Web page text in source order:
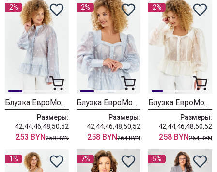
2%
Блузка ЕвроМода 745 дымчато-голубой
Размеры:
42,44,46,48,50,52
253 BYN258 BYN
2%
Блузка ЕвроМода 759 дымчато-голубой
Размеры:
42,44,46,48,50,52
258 BYN264 BYN
2%
Блузка ЕвроМода 759 молочный
Размеры:
42,44,46,48,50,52
258 BYN264 BYN
1% 7% 5%